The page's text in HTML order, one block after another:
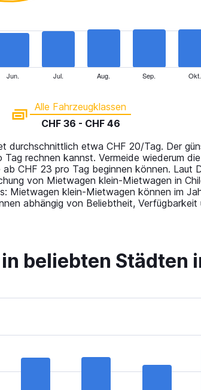
Jun. Jul. Aug. Sep. Okt.
Alle Fahrzeugklassen
CHF 36 - CHF 46
durchschnittlich etwa CHF 20/Tag. Der
rechnen kannst. Vermeide wiederum
CHF 23 pro Tag beginnen können. Laut
von Mietwagen klein-Mietwagen in
Mietwagen klein-Mietwagen können im
abhängig von Beliebtheit,
beliebten Städten